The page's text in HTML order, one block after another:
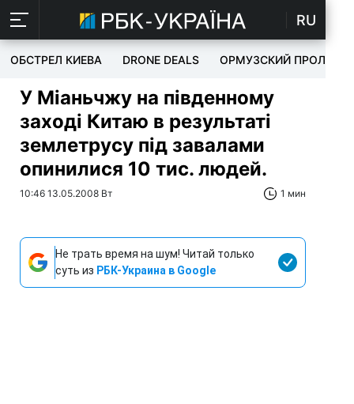
RU
ОБСТРЕЛ КИЕВА DRONE DEALS ОРМУЗСКИЙ ПРОЛИВ
У Міаньчжу на південному
заході Китаю в результаті
землетрусу під завалами
опинилися 10 тис. людей.
10:46 13.05.2008 Вт 1 мин
Не трать время на шум! Читай только
суть из РБК-Украина в Google